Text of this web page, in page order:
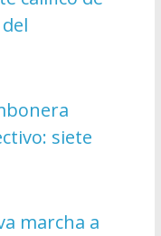
siete
marcha a